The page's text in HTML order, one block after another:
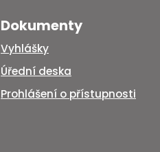
Dokumenty
Vyhlášky
Úřední deska
Prohlášení o přístupnosti